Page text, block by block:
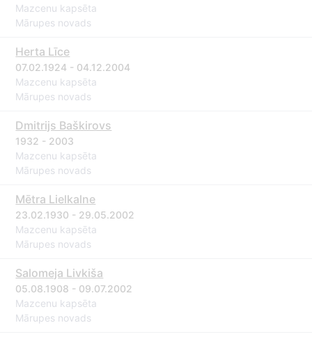
Mazcenu kapsēta
Mārupes novads
Herta Līce
07.02.1924 - 04.12.2004
Mazcenu kapsēta
Mārupes novads
Dmitrijs Baškirovs
1932 - 2003
Mazcenu kapsēta
Mārupes novads
Mētra Lielkalne
23.02.1930 - 29.05.2002
Mazcenu kapsēta
Mārupes novads
Salomeja Livkiša
05.08.1908 - 09.07.2002
Mazcenu kapsēta
Mārupes novads